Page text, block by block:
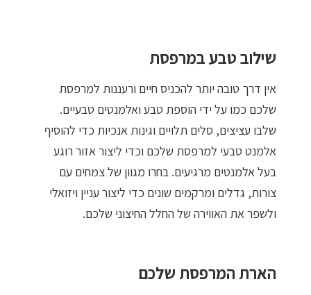
שילוב טבע במרפסת
אין דרך טובה יותר להכניס חיים ורעננות למרפסת
שלכם כמו על ידי הוספת טבע ואלמנטים טבעיים.
שלבו עציצים, סלים תלויים וגינות אנכיות כדי להוסיף
אלמנט טבעי למרפסת שלכם וכדי ליצור אזור רוגע
בעל אלמנטים מרגיעים. בחרו מגוון של צמחים עם
צורות, גדלים ומרקמים שונים כדי ליצור עניין ויזואלי
ולשפר את האווירה של החלל החיצוני שלכם.
הארת המרפסת שלכם